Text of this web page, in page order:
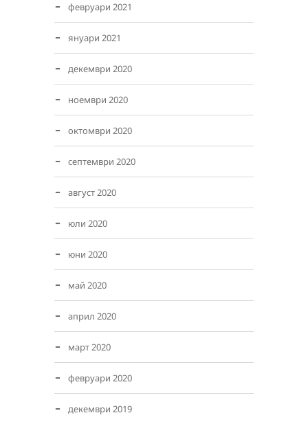
февруари 2021
януари 2021
декември 2020
ноември 2020
октомври 2020
септември 2020
август 2020
юли 2020
юни 2020
май 2020
април 2020
март 2020
февруари 2020
декември 2019